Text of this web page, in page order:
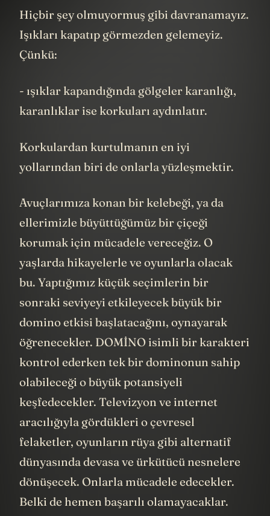
Hiçbir şey olmuyormuş gibi davranamayız.
Işıkları kapatıp görmezden gelemeyiz.
Çünkü:
- ışıklar kapandığında gölgeler karanlığı,
karanlıklar ise korkuları aydınlatır.
Korkulardan kurtulmanın en iyi
yollarından biri de onlarla yüzleşmektir.
Avuçlarımıza konan bir kelebeği, ya da
ellerimizle büyüttüğümüz bir çiçeği
korumak için mücadele vereceğiz. O
yaşlarda hikayelerle ve oyunlarla olacak
bu. Yaptığımız küçük seçimlerin bir
sonraki seviyeyi etkileyecek büyük bir
domino etkisi başlatacağını, oynayarak
öğrenecekler. DOMİNO isimli bir karakteri
kontrol ederken tek bir dominonun sahip
olabileceği o büyük potansiyeli
keşfedecekler. Televizyon ve internet
aracılığıyla gördükleri o çevresel
felaketler, oyunların rüya gibi alternatif
dünyasında devasa ve ürkütücü nesnelere
dönüşecek. Onlarla mücadele edecekler.
Belki de hemen başarılı olamayacaklar.